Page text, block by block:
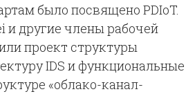
было посвящено PDIoT.
и другие члены рабочей
проект структуры
IDS и функциональные
«облако-канал-